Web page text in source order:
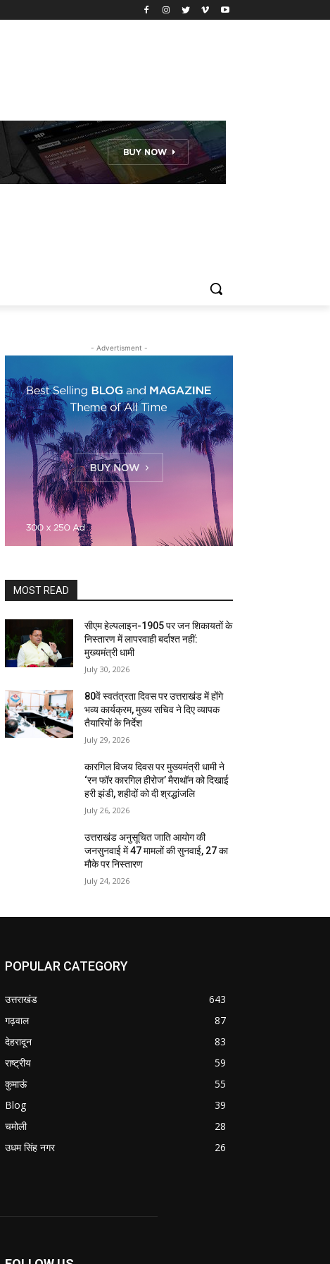
- Advertisment -
MOST READ
सीएम हेल्पलाइन-1905 पर जन शिकायतों के
निस्तारण में लापरवाही बर्दाश्त नहीं:
मुख्यमंत्री धामी
July 30, 2026
80वें स्वतंत्रता दिवस पर उत्तराखंड में होंगे
भव्य कार्यक्रम, मुख्य सचिव ने दिए व्यापक
तैयारियों के निर्देश
July 29, 2026
कारगिल विजय दिवस पर मुख्यमंत्री धामी ने
‘रन फॉर कारगिल हीरोज’ मैराथॉन को दिखाई
हरी झंडी, शहीदों को दी श्रद्धांजलि
July 26, 2026
उत्तराखंड अनुसूचित जाति आयोग की
जनसुनवाई में 47 मामलों की सुनवाई, 27 का
मौके पर निस्तारण
July 24, 2026
POPULAR CATEGORY
उत्तराखंड
643
गढ़वाल
87
देहरादून
83
राष्ट्रीय
59
कुमाऊं
55
Blog
39
चमोली
28
उधम सिंह नगर
26